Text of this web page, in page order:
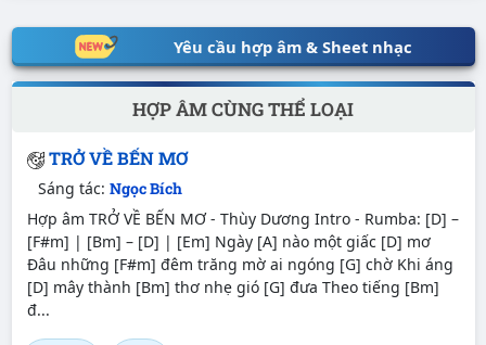
Yêu cầu hợp âm & Sheet nhạc
HỢP ÂM CÙNG THỂ LOẠI
TRỞ VỀ BẾN MƠ
Sáng tác: Ngọc Bích
Hợp âm TRỞ VỀ BẾN MƠ - Thùy Dương Intro - Rumba: [D] –
[F#m] | [Bm] – [D] | [Em] Ngày [A] nào một giấc [D] mơ
Đâu những [F#m] đêm trăng mờ ai ngóng [G] chờ Khi áng
[D] mây thành [Bm] thơ nhẹ gió [G] đưa Theo tiếng [Bm]
đ...